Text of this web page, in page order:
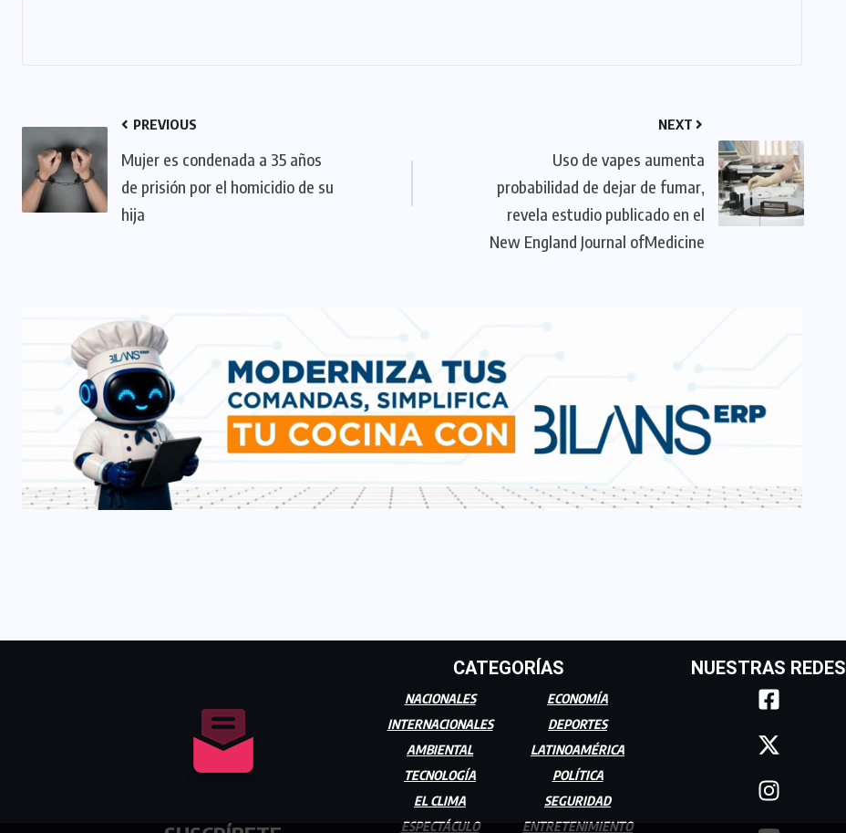
PREVIOUS
Mujer es condenada a 35 años
de prisión por el homicidio de su
hija
NEXT
Uso de vapes aumenta
probabilidad de dejar de fumar,
revela estudio publicado en el
New England Journal ofMedicine
CATEGORÍAS
NACIONALES
INTERNACIONALES
AMBIENTAL
TECNOLOGÍA
EL CLIMA
ESPECTÁCULO
ECONOMÍA
DEPORTES
LATINOAMÉRICA
POLÍTICA
SEGURIDAD
ENTRETENIMIENTO
NUESTRAS REDES